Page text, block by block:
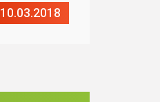
10.03.2018